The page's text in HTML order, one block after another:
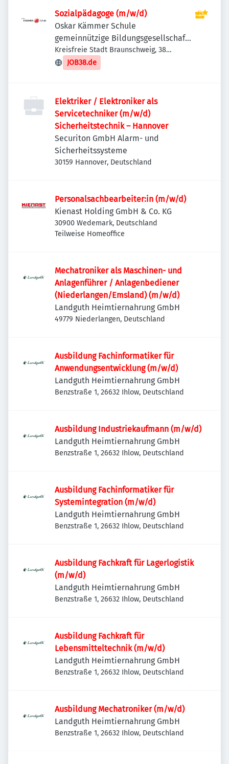
Sozialpädagoge (m/w/d)
Oskar Kämmer Schule
gemeinnützige Bildungsgesellschaft
mbH
Kreisfreie Stadt Braunschweig, 38
Braunschweig, Deutschland
JOB38.de
Elektriker / Elektroniker als
Servicetechniker (m/w/d)
Sicherheitstechnik – Hannover
Securiton GmbH Alarm- und
Sicherheitssysteme
30159 Hannover, Deutschland
Personalsachbearbeiter:in (m/w/d)
Kienast Holding GmbH & Co. KG
30900 Wedemark, Deutschland
Teilweise Homeoffice
Mechatroniker als Maschinen- und
Anlagenführer / Anlagenbediener
(Niederlangen/Emsland) (m/w/d)
Landguth Heimtiernahrung GmbH
49779 Niederlangen, Deutschland
Ausbildung Fachinformatiker für
Anwendungsentwicklung (m/w/d)
Landguth Heimtiernahrung GmbH
Benzstraße 1, 26632 Ihlow, Deutschland
Ausbildung Industriekaufmann (m/w/d)
Landguth Heimtiernahrung GmbH
Benzstraße 1, 26632 Ihlow, Deutschland
Ausbildung Fachinformatiker für
Systemintegration (m/w/d)
Landguth Heimtiernahrung GmbH
Benzstraße 1, 26632 Ihlow, Deutschland
Ausbildung Fachkraft für Lagerlogistik
(m/w/d)
Landguth Heimtiernahrung GmbH
Benzstraße 1, 26632 Ihlow, Deutschland
Ausbildung Fachkraft für
Lebensmitteltechnik (m/w/d)
Landguth Heimtiernahrung GmbH
Benzstraße 1, 26632 Ihlow, Deutschland
Ausbildung Mechatroniker (m/w/d)
Landguth Heimtiernahrung GmbH
Benzstraße 1, 26632 Ihlow, Deutschland